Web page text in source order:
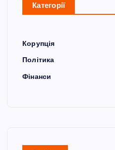
Категорії
Корупція
Політика
Фінанси